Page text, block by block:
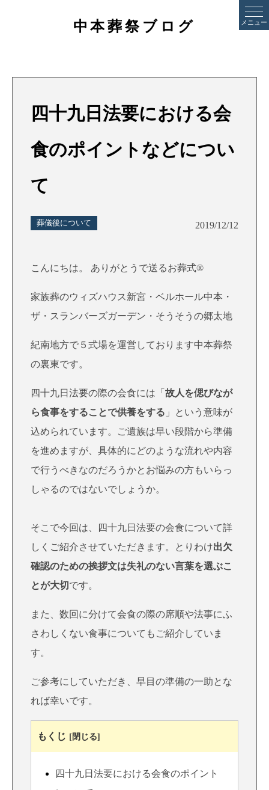
メニュー
中本葬祭ブログ
四十九日法要における会
食のポイントなどについ
て
葬儀後について 2019/12/12
こんにちは。 ありがとうで送るお葬式®
家族葬のウィズハウス新宮・ベルホール中本・
ザ・スランバーズガーデン・そうそうの郷太地
紀南地方で５式場を運営しております中本葬祭
の裏東です。
四十九日法要の際の会食には「 故人を偲びなが
ら食事をすることで供養をする 」という意味が
込められています。ご遺族は早い段階から準備
を進めますが、具体的にどのような流れや内容
で行うべきなのだろうかとお悩みの方もいらっ
しゃるのではないでしょうか。
そこで今回は、四十九日法要の会食について詳
しくご紹介させていただきます。とりわけ出欠
確認のための挨拶文は失礼のない言葉を選ぶこ
とが大切 です。
また、数回に分けて会食の際の席順や法事にふ
さわしくない食事についてもご紹介していま
す。
ご参考にしていただき、早目の準備の一助とな
れば幸いです。
もくじ [閉じる]
四十九日法要における会食のポイント